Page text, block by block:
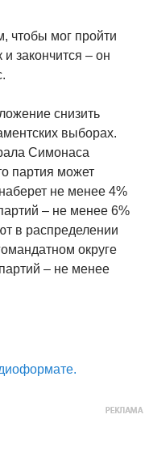
чтобы мог пройти
и закончится – он
снизить
выборах.
Симонаса
партия может
не менее 4%
– не менее 6%
в распределении
округе
– не менее